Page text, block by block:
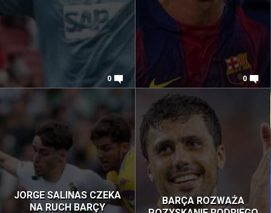
0 0
JORGE SALINAS CZEKA
NA RUCH BARÇY
BARÇA ROZWAŻA